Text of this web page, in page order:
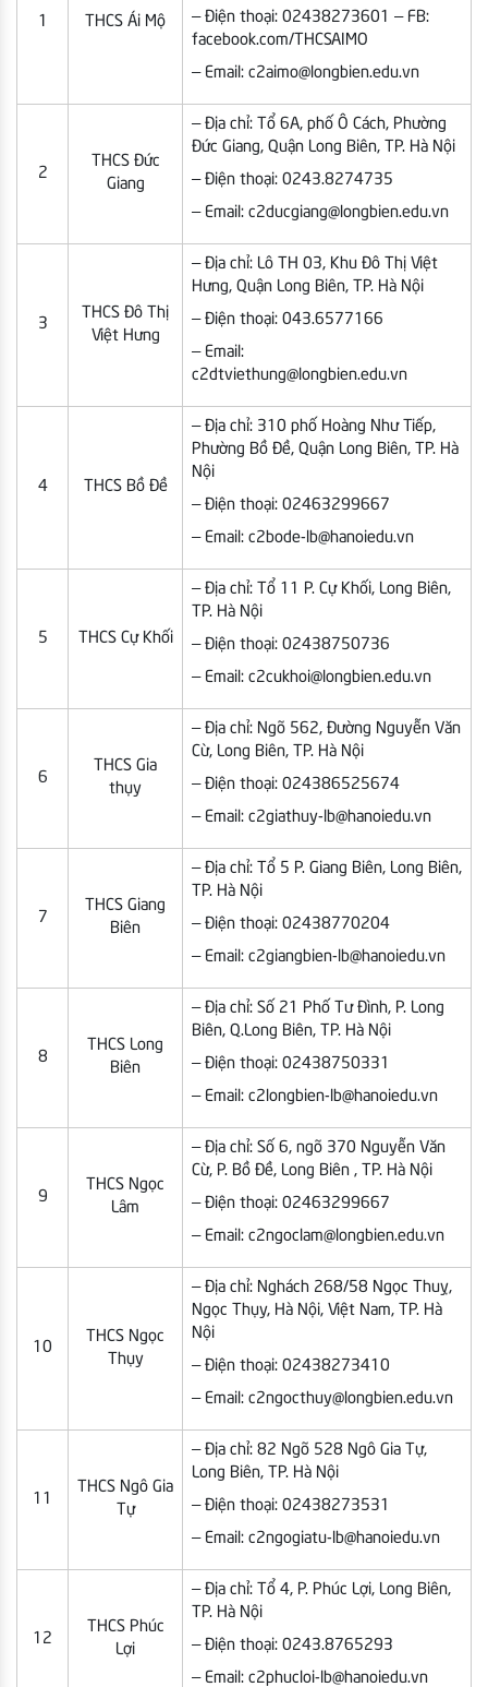
THCS Ái Mộ
– Điện thoại: 02438273601 – FB:
facebook.com/THCSAIMO
– Email: c2aimo@longbien.edu.vn
2
THCS Đức
Giang
– Địa chỉ: Tổ 6A, phố Ô Cách, Phường
Đức Giang, Quận Long Biên, TP. Hà Nội
– Điện thoại: 0243.8274735
– Email: c2ducgiang@longbien.edu.vn
3
THCS Đô Thị
Việt Hưng
– Địa chỉ: Lô TH 03, Khu Đô Thị Việt
Hưng, Quận Long Biên, TP. Hà Nội
– Điện thoại: 043.6577166
– Email:
c2dtviethung@longbien.edu.vn
4 THCS Bồ Đề
– Địa chỉ: 310 phố Hoàng Như Tiếp,
Phường Bồ Đề, Quận Long Biên, TP. Hà
Nội
– Điện thoại: 02463299667
– Email: c2bode-lb@hanoiedu.vn
5 THCS Cự Khối
– Địa chỉ: Tổ 11 P. Cự Khối, Long Biên,
TP. Hà Nội
– Điện thoại: 02438750736
– Email: c2cukhoi@longbien.edu.vn
6
THCS Gia
thụy
– Địa chỉ: Ngõ 562, Đường Nguyễn Văn
Cừ, Long Biên, TP. Hà Nội
– Điện thoại: 024386525674
– Email: c2giathuy-lb@hanoiedu.vn
7
THCS Giang
Biên
– Địa chỉ: Tổ 5 P. Giang Biên, Long Biên,
TP. Hà Nội
– Điện thoại: 02438770204
– Email: c2giangbien-lb@hanoiedu.vn
8
THCS Long
Biên
– Địa chỉ: Số 21 Phố Tư Đình, P. Long
Biên, Q.Long Biên, TP. Hà Nội
– Điện thoại: 02438750331
– Email: c2longbien-lb@hanoiedu.vn
9
THCS Ngọc
Lâm
– Địa chỉ: Số 6, ngõ 370 Nguyễn Văn
Cừ, P. Bồ Đề, Long Biên , TP. Hà Nội
– Điện thoại: 02463299667
– Email: c2ngoclam@longbien.edu.vn
10
THCS Ngọc
Thụy
– Địa chỉ: Nghách 268/58 Ngọc Thuỵ,
Ngọc Thụy, Hà Nội, Việt Nam, TP. Hà
Nội
– Điện thoại: 02438273410
– Email: c2ngocthuy@longbien.edu.vn
THCS Ngô Gia
Tự
– Địa chỉ: 82 Ngõ 528 Ngô Gia Tự,
Long Biên, TP. Hà Nội
– Điện thoại: 02438273531
– Email: c2ngogiatu-lb@hanoiedu.vn
12
THCS Phúc
Lợi
– Địa chỉ: Tổ 4, P. Phúc Lợi, Long Biên,
TP. Hà Nội
– Điện thoại: 0243.8765293
– Email: c2phucloi-lb@hanoiedu.vn